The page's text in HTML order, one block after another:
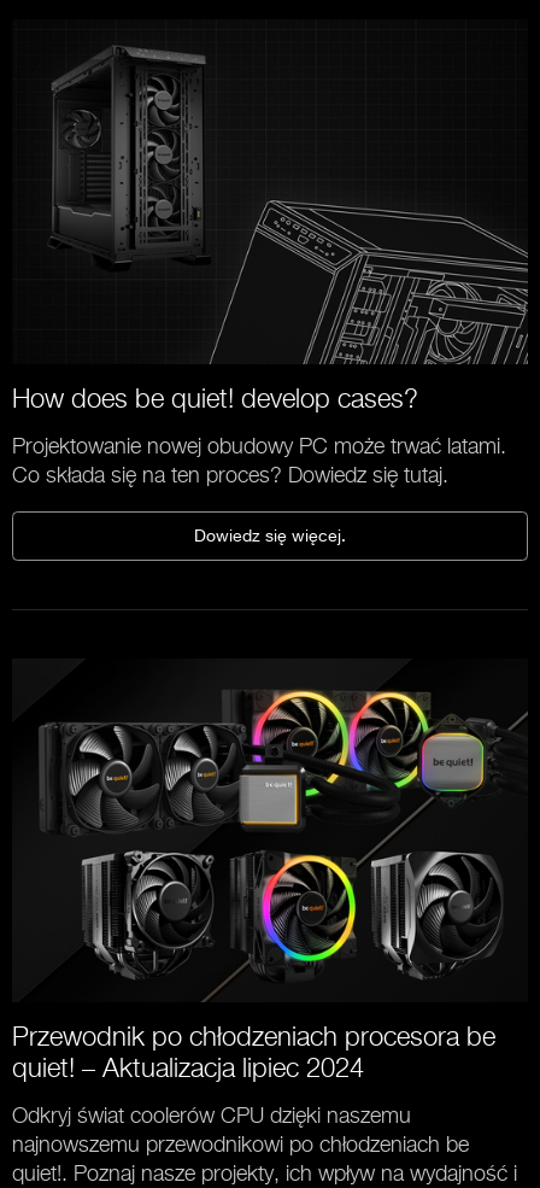
How does be quiet! develop cases?
Projektowanie nowej obudowy PC może trwać latami.
Co składa się na ten proces? Dowiedz się tutaj.
Dowiedz się więcej.
Przewodnik po chłodzeniach procesora be
quiet! – Aktualizacja lipiec 2024
Odkryj świat coolerów CPU dzięki naszemu
najnowszemu przewodnikowi po chłodzeniach be
quiet!. Poznaj nasze projekty, ich wpływ na wydajność i